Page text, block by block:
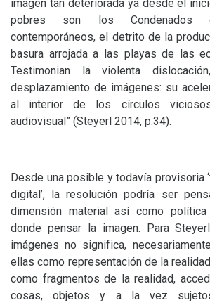
imagen tan deteriorada ya desde el
pobres son los Condenados
contemporáneos, el detrito de la
basura arrojada a las playas de las
Testimonian la violenta
desplazamiento de imágenes: su
al interior de los círculos
audiovisual” (Steyerl 2014, p.34).
Desde una posible y todavía provisoria
digital’, la resolución podría ser
dimensión material así como
donde pensar la imagen. Para
imágenes no significa,
ellas como representación de la
como fragmentos de la realidad,
cosas, objetos y a la vez